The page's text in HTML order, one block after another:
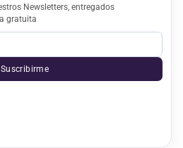
Newsletters, entregados
gratuita
Suscribirme